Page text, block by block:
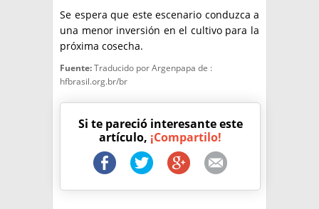
Se espera que este escenario conduzca a
una menor inversión en el cultivo para la
próxima cosecha.
Fuente:Traducido por Argenpapa de :
hfbrasil.org.br/br
Si te pareció interesante este
artículo, ¡Compartilo!